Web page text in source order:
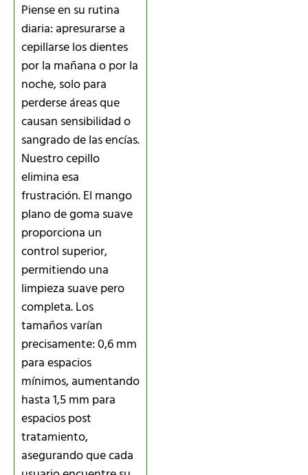
Piense en su rutina
diaria: apresurarse a
cepillarse los dientes
por la mañana o por la
noche, solo para
perderse áreas que
causan sensibilidad o
sangrado de las encías.
Nuestro cepillo
elimina esa
frustración. El mango
plano de goma suave
proporciona un
control superior,
permitiendo una
limpieza suave pero
completa. Los
tamaños varían
precisamente: 0,6 mm
para espacios
mínimos, aumentando
hasta 1,5 mm para
espacios post
tratamiento,
asegurando que cada